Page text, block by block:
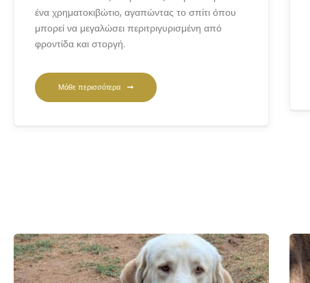
ένα χρηματοκιβώτιο, αγαπώντας το σπίτι όπου
μπορεί να μεγαλώσει περιτριγυρισμένη από
φροντίδα και στοργή.
Μάθε περισσότερα